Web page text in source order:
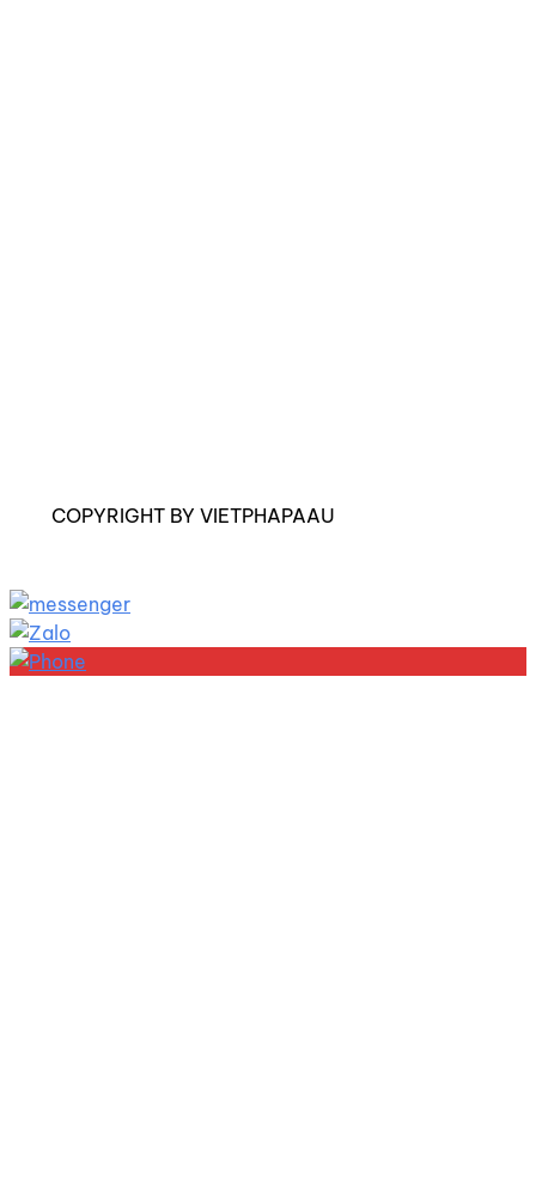
COPYRIGHT BY VIETPHAPAAU